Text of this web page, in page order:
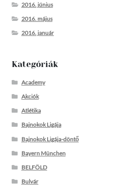
2016. június
2016. május
2016. január
Kategóriák
Academy
Akciók
Atlétika
Bajnokok Ligája
Bajnokok Ligája-döntő
Bayern München
BELFÖLD
Bulvár